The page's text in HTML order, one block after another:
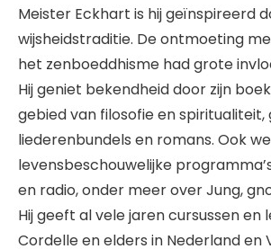
Meister Eckhart is hij geïnspireerd
wijsheidstraditie. De ontmoeting
het zenboeddhisme had grote
Hij geniet bekendheid door zijn
gebied van filosofie en
liederenbundels en romans. Ook
levensbeschouwelijke
en radio, onder meer over Jung,
Hij geeft al vele jaren cursussen en
Cordelle en elders in Nederland en